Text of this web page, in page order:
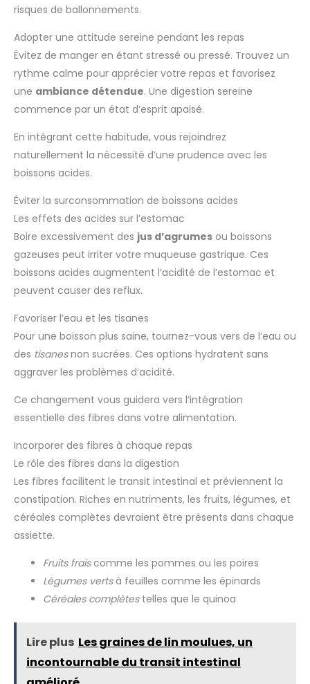
risques de ballonnements.
Adopter une attitude sereine pendant les repas
Évitez de manger en étant stressé ou pressé. Trouvez un
rythme calme pour apprécier votre repas et favorisez
une ambiance détendue. Une digestion sereine
commence par un état d’esprit apaisé.
En intégrant cette habitude, vous rejoindrez
naturellement la nécessité d’une prudence avec les
boissons acides.
Éviter la surconsommation de boissons acides
Les effets des acides sur l’estomac
Boire excessivement des jus d’agrumes ou boissons
gazeuses peut irriter votre muqueuse gastrique. Ces
boissons acides augmentent l’acidité de l’estomac et
peuvent causer des reflux.
Favoriser l’eau et les tisanes
Pour une boisson plus saine, tournez-vous vers de l’eau ou
des tisanesnon sucrées. Ces options hydratent sans
aggraver les problèmes d’acidité.
Ce changement vous guidera vers l’intégration
essentielle des fibres dans votre alimentation.
Incorporer des fibres à chaque repas
Le rôle des fibres dans la digestion
Les fibres facilitent le transit intestinal et préviennent la
constipation. Riches en nutriments, les fruits, légumes, et
céréales complètes devraient être présents dans chaque
assiette.
Fruits fraiscomme les pommes ou les poires
Légumes vertsà feuilles comme les épinards
Céréales complètestelles que le quinoa
Lire plus Les graines de lin moulues, un
incontournable du transit intestinal